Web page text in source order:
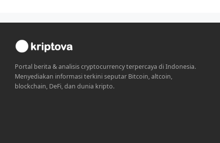
Portal berita & analisis cryptocurrency terpercaya di Indonesia.
Menyediakan informasi terkini seputar Bitcoin, altcoin,
blockchain, DeFi, dan dunia kripto.